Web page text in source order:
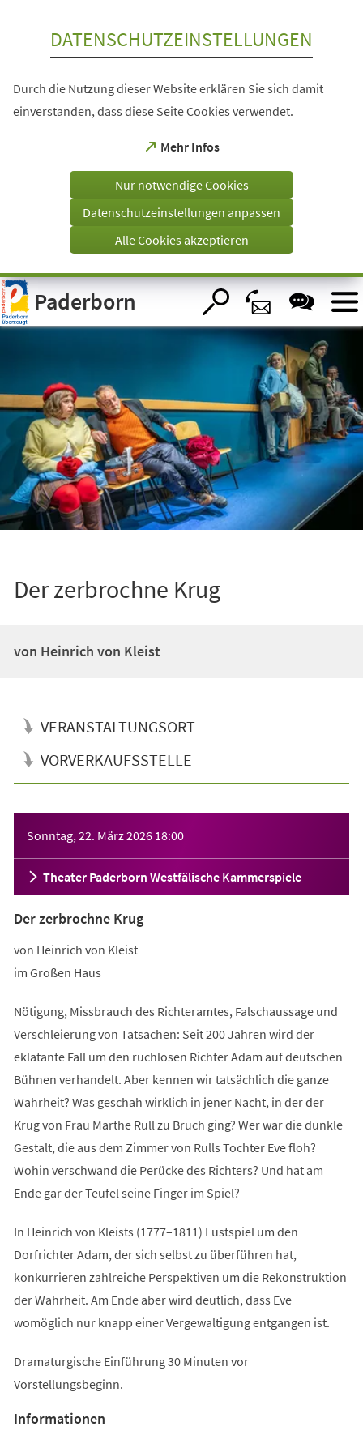
Visuelle
Assistenzsoftware
öffnen.
DATENSCHUTZEINSTELLUNGEN
Durch die Nutzung dieser Website erklären Sie sich damit
einverstanden, dass diese Seite Cookies verwendet.
Mehr Infos
(Öffnet
einem
Tab)
Nur notwendige Cookies
Datenschutzeinstellungen anpassen
Alle Cookies akzeptieren
Paderborn
Der zerbrochne Krug
von Heinrich von Kleist
VERANSTALTUNGSORT
VORVERKAUFSSTELLE
Sonntag, 22. März 2026 18:00
Theater Paderborn Westfälische Kammerspiele
Der zerbrochne Krug
von Heinrich von Kleist
im Großen Haus
Nötigung, Missbrauch des Richteramtes, Falschaussage und
Verschleierung von Tatsachen: Seit 200 Jahren wird der
eklatante Fall um den ruchlosen Richter Adam auf deutschen
Bühnen verhandelt. Aber kennen wir tatsächlich die ganze
Wahrheit? Was geschah wirklich in jener Nacht, in der der
Krug von Frau Marthe Rull zu Bruch ging? Wer war die dunkle
Gestalt, die aus dem Zimmer von Rulls Tochter Eve floh?
Wohin verschwand die Perücke des Richters? Und hat am
Ende gar der Teufel seine Finger im Spiel?
In Heinrich von Kleists (1777–1811) Lustspiel um den
Dorfrichter Adam, der sich selbst zu überführen hat,
konkurrieren zahlreiche Perspektiven um die Rekonstruktion
der Wahrheit. Am Ende aber wird deutlich, dass Eve
womöglich nur knapp einer Vergewaltigung entgangen ist.
Dramaturgische Einführung 30 Minuten vor
Vorstellungsbeginn.
Informationen